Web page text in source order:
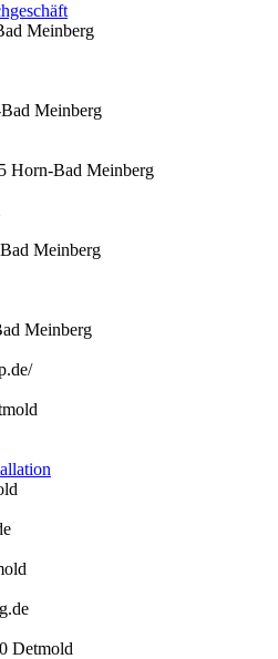
Meinberg
Meinberg
Horn-Bad Meinberg
Meinberg
Meinberg
Detmold